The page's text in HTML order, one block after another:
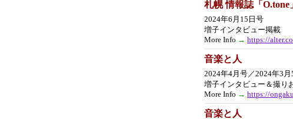
札幌 情報誌「O.tone
2024年6月15日号
増子インタビュー掲載
More Info → https://
音楽と人
2024年4月号／2024年3月
増子インタビュー＆撮り
More Info → https://
音楽と人